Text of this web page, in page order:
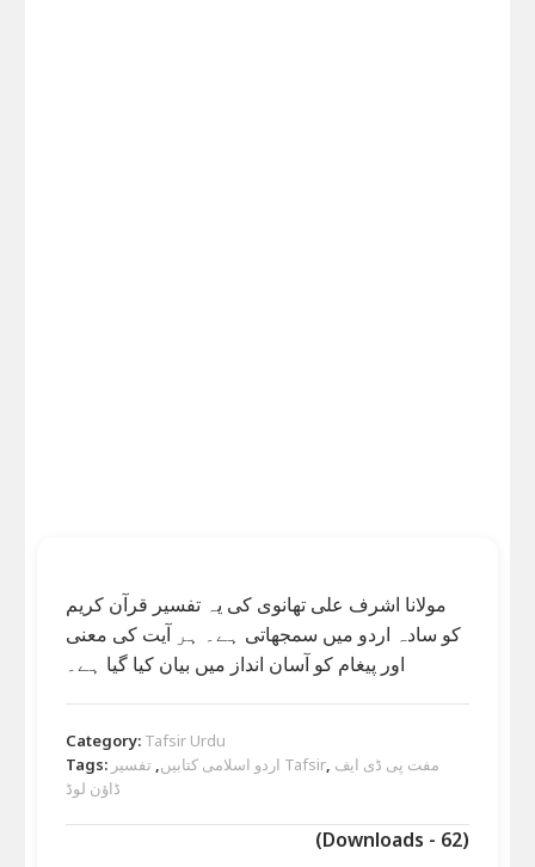
مولانا اشرف علی تھانوی کی یہ تفسیر قرآن کریم
کو سادہ اردو میں سمجھاتی ہے۔ ہر آیت کی معنی
اور پیغام کو آسان انداز میں بیان کیا گیا ہے۔
Category: Tafsir Urdu
Tags:
اردو اسلامی کتابیں, تفسیر Tafsir, مفت پی ڈی ایف
ڈاؤن لوڈ
(Downloads - 62)